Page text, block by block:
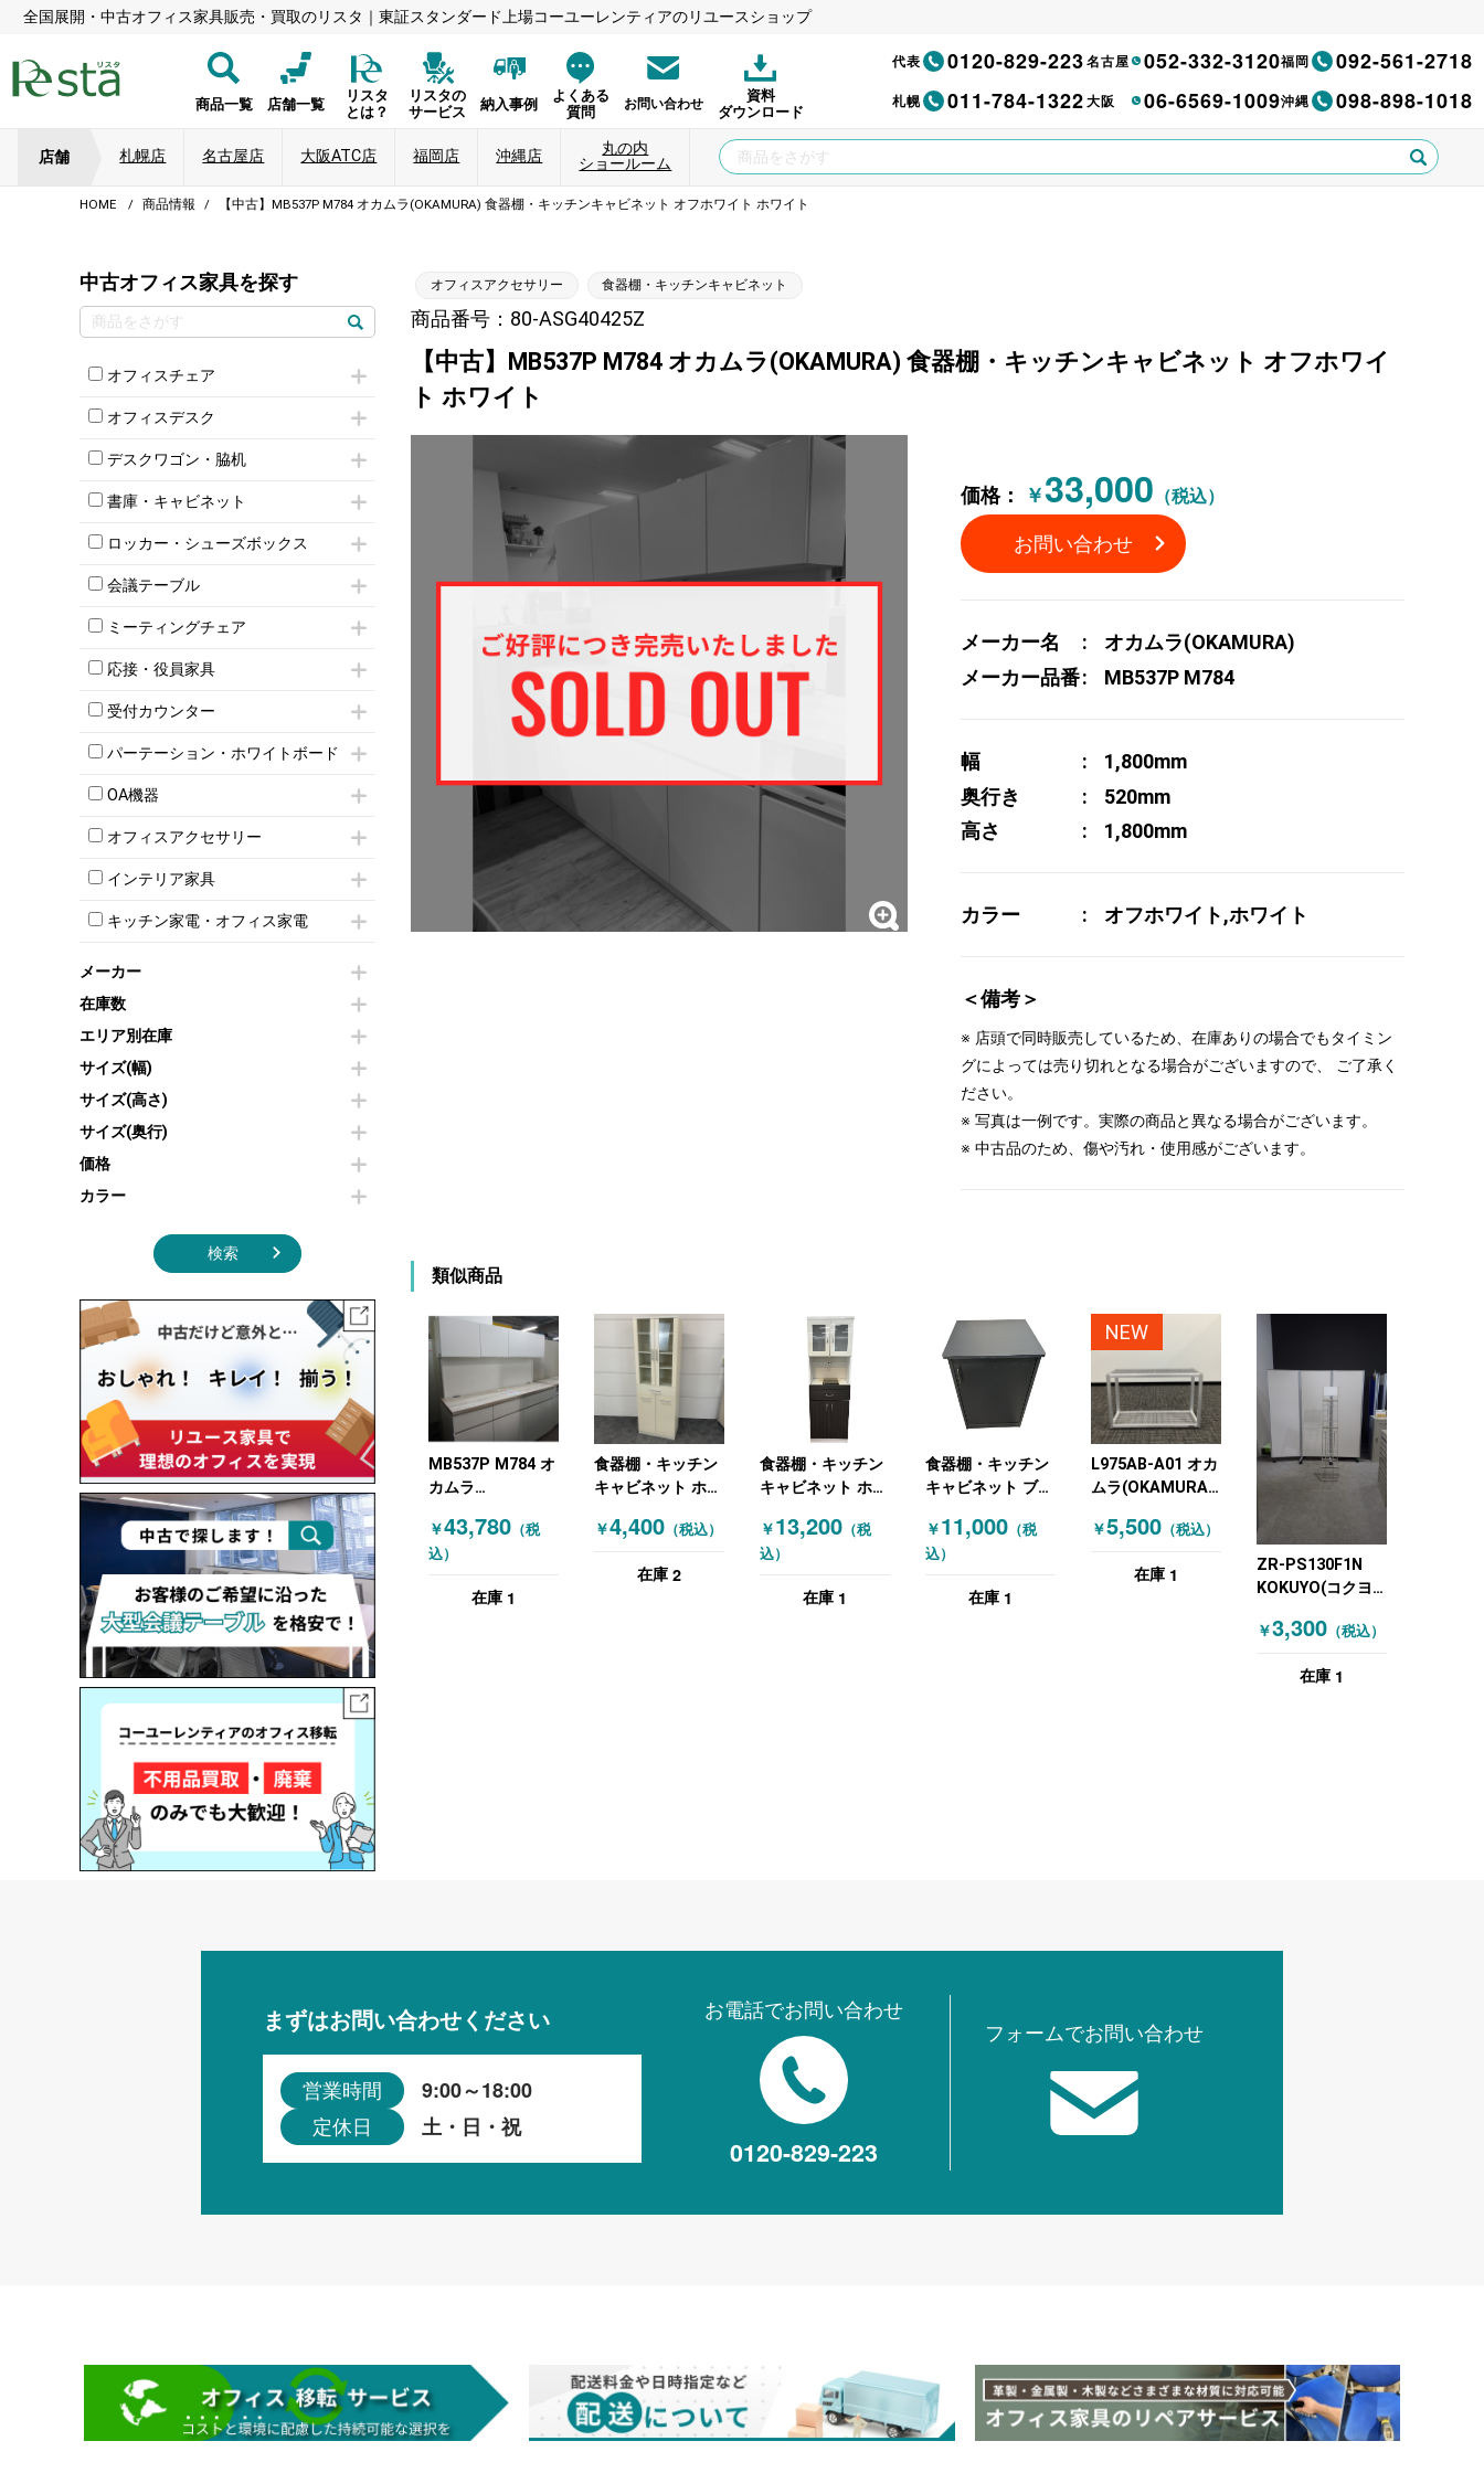
全国展開・中古オフィス家具販売・買取のリスタ｜東証スタンダード上場コーユーレンティアのリユースショップ
商品一覧 店舗一覧
リスタ
とは？
リスタの
サービス
納入事例
よくある
質問
お問い合わせ
資料
ダウンロード
代表 0120-829-223名古屋 052-332-3120福岡 092-561-2718
札幌 011-784-1322大阪 06-6569-1009沖縄 098-898-1018
店舗 札幌店 名古屋店 大阪ATC店 福岡店 沖縄店
丸の内
ショールーム
HOME 商品情報 【中古】MB537P M784 オカムラ(OKAMURA) 食器棚・キッチンキャビネット オフホワイト ホワイト
中古オフィス家具を探す
オフィスチェア
肘付きチェア
肘無しチェア
役員チェア
オフィスチェアその他
オフィスデスク
片袖机
フリーアドレスデスク（ベンチデスク）
昇降デスク
両袖机
デスクワゴン・脇机
インワゴン2段
インワゴン3段
脇机
書庫・キャビネット
ハイキャビネット
ローキャビネット
両開きキャビネット
上下連結キャビネット
軽量ラック（スチールラック）
収納家具その他
オープン書庫
両開書庫
引き違い書庫
ロッカー・シューズボックス
1人用ロッカー
2人用ロッカー
3人用ロッカー
5人用ロッカー
8人用ロッカー
多人数ロッカー
シリンダー錠ロッカー
ダイヤル錠ロッカー
ボタン錠ロッカー
シューズロッカー・下駄箱
ロッカーその他
会議テーブル
ミーティングテーブル
スタッキングテーブル
ネスティングテーブル
カウンターテーブル
T字脚テーブル
会議テーブルW1200～
会議テーブルW1800～
折りたたみ会議テーブル
ハイテーブル
ミーティングチェア
キャスター付きミーティングチェア
スタッキングミーティングチェア
テーブル付きミーティングチェア
折りたたみミーティングチェア
ハイチェア
ミーティングチェアその他
応接・役員家具
応接セット
応接ソファ
応接チェア
応接・役員家具その他
受付カウンター
ハイカウンター
ローカウンター
ラウンジカウンター
パーテーション・ホワイトボード
パーテーション
自立タイプパーテーション
パーテーションその他
壁掛けホワイトボード
ホワイトボードその他
OA機器
iPad
電話機（ビジネスフォン）
シュレッダー
スクリーン
プリンター・コピー機
オフィスアクセサリー
チェア用台車
演台・講演台・演説台
防音パネル
コートハンガー・ポールハンガー
傘立て
食器棚・キッチンキャビネット
オフィスアクセサリーその他
インテリア家具
モールドチェア
ダイニングチェア
カウンターテーブル
センターテーブル・サイドテーブル
カフェテーブル
ソファ
シェルフ
ダストボックス（ゴミ箱）
インテリア家具その他
キッチン家電・オフィス家電
冷蔵庫・洗濯機
空気清浄機・加湿器
電子レンジ
液晶テレビ・モニター類
エアコン
照明機器
季節家電
その他キッチン家電・オフィス家電
メーカー
在庫数
エリア別在庫
サイズ(幅)
サイズ(高さ)
サイズ(奥行)
価格
カラー
検索
オフィスアクセサリー 食器棚・キッチンキャビネット
商品番号：80-ASG40425Z
【中古】MB537P M784 オカムラ(OKAMURA) 食器棚・キッチンキャビネット オフホワイ
ト ホワイト
価格： ￥33,000 （税込）
お問い合わせ
メーカー名
オカムラ(OKAMURA)
メーカー品番
MB537P M784
幅
1,800mm
奥行き
520mm
高さ
1,800mm
カラー オフホワイト,ホワイト
＜備考＞
※ 店頭で同時販売しているため、在庫ありの場合でもタイミン
グによっては売り切れとなる場合がございますので、 ご了承く
ださい。
※ 写真は一例です。実際の商品と異なる場合がございます。
※ 中古品のため、傷や汚れ・使用感がございます。
類似商品
MB537P M784 オ
カムラ
棚・キッチンキャ
ビネット ホワイト
￥43,780 （税
込）
在庫 1
食器棚・キッチン
キャビネット ホワ
￥4,400（税込）
在庫 2
食器棚・キッチン
キャビネット ホワ
ブラウン）
￥13,200（税
込）
在庫 1
食器棚・キッチン
キャビネット ブラ
￥11,000（税
込）
在庫 1
NEW
L975AB-A01 オカ
ムラ(OKAMURA)
￥5,500（税込）
在庫 1
ZR-PS130F1N
KOKUYO(コクヨ)
￥3,300（税込）
在庫 1
まずはお問い合わせください
営業時間 9:00～18:00
定休日 土・日・祝
お電話でお問い合わせ
0120-829-223
フォームでお問い合わせ